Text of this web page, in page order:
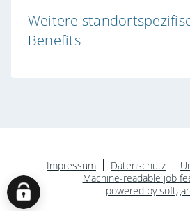
Weitere
Benefits
Impressum Datenschutz
Machine-readable job
powered by